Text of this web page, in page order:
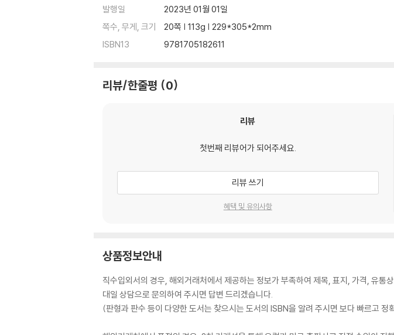
발행일
2023년 01월 01일
쪽수, 무게, 크기
20쪽 | 113g | 229*305*2mm
ISBN13
9781705182611
리뷰/한줄평 0
리뷰
첫번째 리뷰어가 되어주세요.
리뷰 쓰기
혜택 및 유의사항
상품정보안내
직수입외서의 경우, 해외거래처에서 제공하는 정보가 부족하여 제목, 표지, 가격, 유
대일 상담으로 문의하여 주시면 답변 드리겠습니다.
(판형과 판수 등이 다양한 도서는 찾으시는 도서의 ISBN을 알려 주시면 보다 빠르고 정